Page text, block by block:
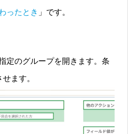
ったとき 」です。
定のグループを開きます。条
ます。